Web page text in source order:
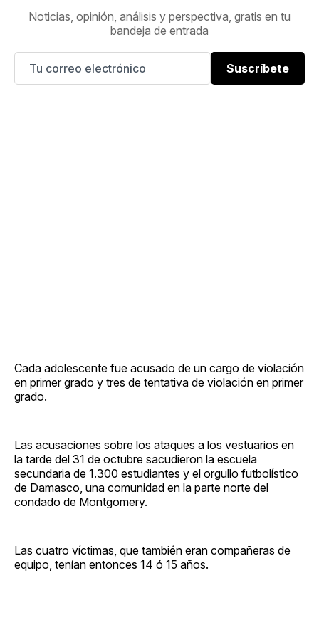
Noticias, opinión, análisis y perspectiva, gratis en tu
bandeja de entrada
Suscríbete
Cada adolescente fue acusado de un cargo de violación
en primer grado y tres de tentativa de violación en primer
grado.
Las acusaciones sobre los ataques a los vestuarios en
la tarde del 31 de octubre sacudieron la escuela
secundaria de 1.300 estudiantes y el orgullo futbolístico
de Damasco, una comunidad en la parte norte del
condado de Montgomery.
Las cuatro víctimas, que también eran compañeras de
equipo, tenían entonces 14 ó 15 años.